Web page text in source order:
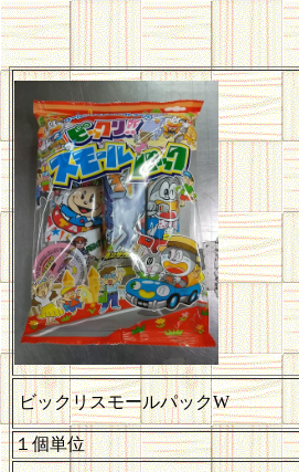
ビックリスモールパックW
１個単位